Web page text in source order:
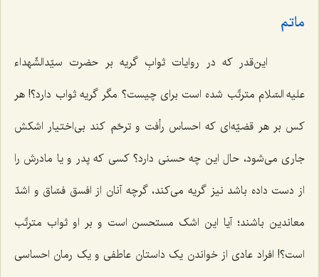
ماتم‌
این‌قدر که در روایات ثوابِ گریه بر حضرت سیّدالشّهداء
علیه السّلام مترتّب شده است برای چیست؟ مگر گریه ثواب دارد؟! هر
کس بر هر قضیّه‌ای که احساس رأفت و ترحّم کند بی‌اختیار اشکش
جاری می‌شود، حال این چه حسنی دارد؟ کسی که پدر و یا مادرش را
از دست داده باشد نیز گریه می‌کند، گرچه آنان از افسق فسّاق و اشدّ
معاندین باشند؛ آیا این اشک مستحسن است و بر او ثواب مترتّب
است؟! افراد عادی از خواندن یک داستان عاطفی و یک رمان احساسی